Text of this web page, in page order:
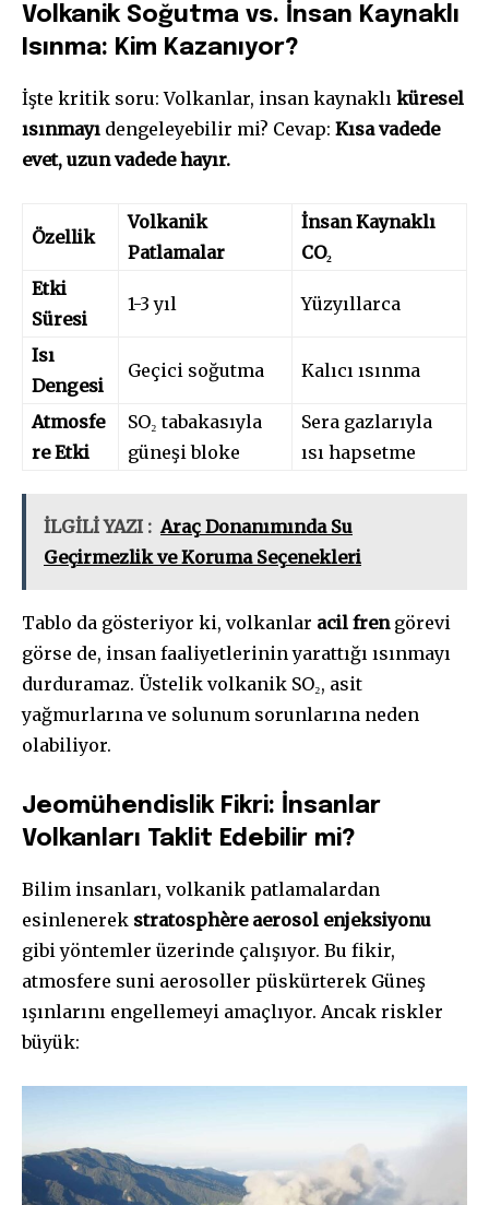
Volkanik Soğutma vs. İnsan Kaynaklı
Isınma: Kim Kazanıyor?
İşte kritik soru: Volkanlar, insan kaynaklı küresel
ısınmayı dengeleyebilir mi? Cevap: Kısa vadede
evet, uzun vadede hayır.
Özellik
Volkanik
Patlamalar
İnsan Kaynaklı
CO₂
Etki
Süresi
1-3 yıl Yüzyıllarca
Isı
Dengesi
Geçici soğutma Kalıcı ısınma
Atmosfe
re Etki
SO₂ tabakasıyla
güneşi bloke
Sera gazlarıyla
ısı hapsetme
İLGİLİ YAZI : Araç Donanımında Su
Geçirmezlik ve Koruma Seçenekleri
Tablo da gösteriyor ki, volkanlar acil frengörevi
görse de, insan faaliyetlerinin yarattığı ısınmayı
durduramaz. Üstelik volkanik SO₂, asit
yağmurlarına ve solunum sorunlarına neden
olabiliyor.
Jeomühendislik Fikri: İnsanlar
Volkanları Taklit Edebilir mi?
Bilim insanları, volkanik patlamalardan
esinlenerek stratosphère aerosol enjeksiyonu
gibi yöntemler üzerinde çalışıyor. Bu fikir,
atmosfere suni aerosoller püskürterek Güneş
ışınlarını engellemeyi amaçlıyor. Ancak riskler
büyük: